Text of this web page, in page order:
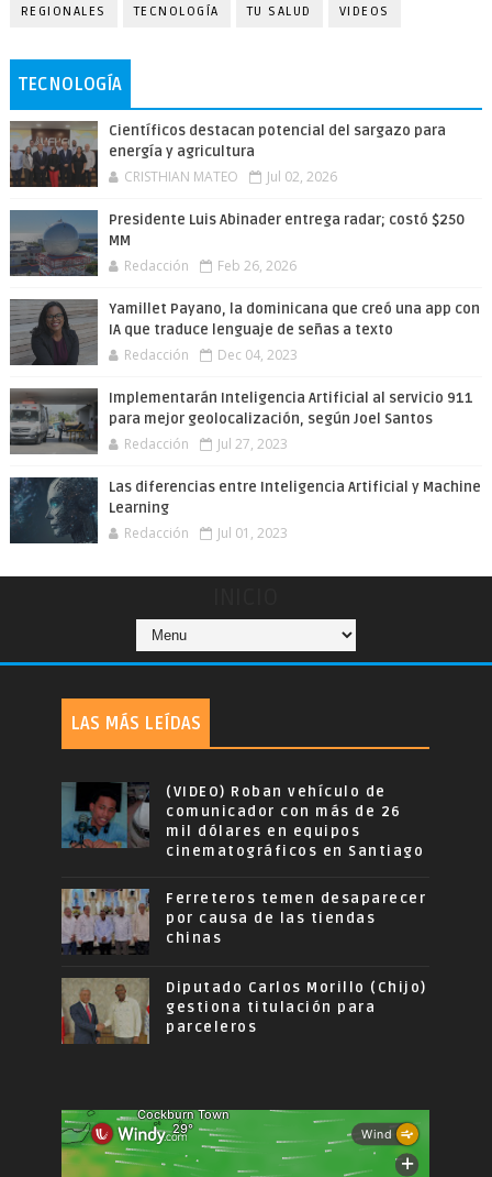
REGIONALES TECNOLOGÍA TU SALUD VIDEOS
TECNOLOGÍA
Científicos destacan potencial del sargazo para
energía y agricultura
CRISTHIAN MATEO Jul 02, 2026
Presidente Luis Abinader entrega radar; costó $250
MM
Redacción Feb 26, 2026
Yamillet Payano, la dominicana que creó una app con
IA que traduce lenguaje de señas a texto
Redacción Dec 04, 2023
Implementarán Inteligencia Artificial al servicio 911
para mejor geolocalización, según Joel Santos
Redacción Jul 27, 2023
Las diferencias entre Inteligencia Artificial y Machine
Learning
Redacción Jul 01, 2023
LAS MÁS LEÍDAS
(VIDEO) Roban vehículo de
comunicador con más de 26
mil dólares en equipos
cinematográficos en Santiago
Ferreteros temen desaparecer
por causa de las tiendas
chinas
Diputado Carlos Morillo (Chijo)
gestiona titulación para
parceleros